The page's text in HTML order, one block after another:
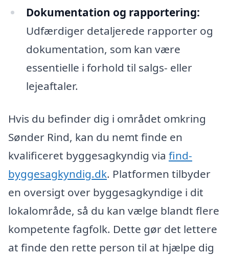
Dokumentation og rapportering:
Udfærdiger detaljerede rapporter og
dokumentation, som kan være
essentielle i forhold til salgs- eller
lejeaftaler.
Hvis du befinder dig i området omkring
Sønder Rind, kan du nemt finde en
kvalificeret byggesagkyndig via find-
byggesagkyndig.dk. Platformen tilbyder
en oversigt over byggesagkyndige i dit
lokalområde, så du kan vælge blandt flere
kompetente fagfolk. Dette gør det lettere
at finde den rette person til at hjælpe dig